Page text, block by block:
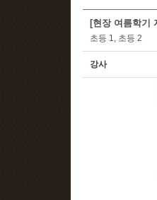
[현장 여름학기
초등 1, 초등 2
강사